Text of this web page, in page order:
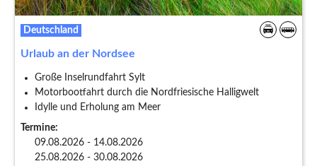
Deutschland
Urlaub an der Nordsee
Große Inselrundfahrt Sylt
Motorbootfahrt durch die Nordfriesische Halligwelt
Idylle und Erholung am Meer
Termine:
09.08.2026 - 14.08.2026
25.08.2026 - 30.08.2026